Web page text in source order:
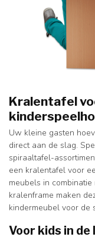
Kralentafel
Uw kleine gasten
direct aan de slag.
spiraaltafel-
een kralentafel voor
meubels in
kralenframe maken
kindermeubel voor de
Voor kids in